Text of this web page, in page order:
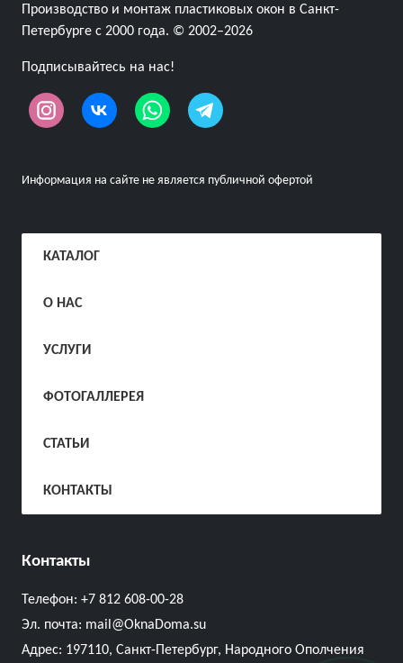
Производство и монтаж пластиковых окон в Санкт-
Петербурге с 2000 года. © 2002–2026
Подписывайтесь на нас!
Информация на сайте не является публичной офертой
КАТАЛОГ
О НАС
УСЛУГИ
ФОТОГАЛЛЕРЕЯ
СТАТЬИ
КОНТАКТЫ
Контакты
Телефон: +7 812 608-00-28
Эл. почта: mail@OknaDoma.su
Адрес: 197110, Санкт-Петербург, Народного Ополчения